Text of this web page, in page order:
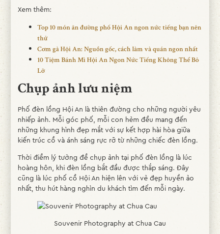
Xem thêm:
Top 10 món ăn đường phố Hội An ngon nức tiếng bạn nên
thử
Cơm gà Hội An: Nguồn gốc, cách làm và quán ngon nhất
10 Tiệm Bánh Mì Hội An Ngon Nức Tiếng Không Thể Bỏ
Lỡ
Chụp ảnh lưu niệm
Phố đèn lồng Hội An là thiên đường cho những người yêu
nhiếp ảnh. Mỗi góc phố, mỗi con hẻm đều mang đến
những khung hình đẹp mắt với sự kết hợp hài hòa giữa
kiến trúc cổ và ánh sáng rực rỡ từ những chiếc đèn lồng.
Thời điểm lý tưởng để chụp ảnh tại phố đèn lồng là lúc
hoàng hôn, khi đèn lồng bắt đầu được thắp sáng. Đây
cũng là lúc phố cổ Hội An hiện lên với vẻ đẹp huyền ảo
nhất, thu hút hàng nghìn du khách tìm đến mỗi ngày.
Souvenir Photography at Chua Cau